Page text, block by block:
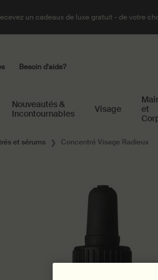
un cadeaux de luxe gratuit - de votre
Besoin d'aide?
Nouveautés &
Incontournables
Visage
et
et sérums Concentré Visage Radieux